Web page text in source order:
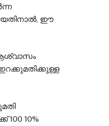
ഈ
ആശ്വാസം
10%